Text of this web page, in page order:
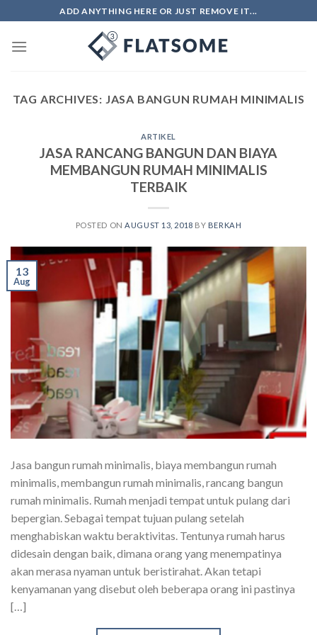
to
content
ADD ANYTHING HERE OR JUST REMOVE IT...
TAG ARCHIVES: JASA BANGUN RUMAH MINIMALIS
ARTIKEL
JASA RANCANG BANGUN DAN BIAYA
MEMBANGUN RUMAH MINIMALIS
TERBAIK
POSTED ON AUGUST 13, 2018 BY BERKAH
13
Aug
Jasa bangun rumah minimalis, biaya membangun rumah
minimalis, membangun rumah minimalis, rancang bangun
rumah minimalis. Rumah menjadi tempat untuk pulang dari
bepergian. Sebagai tempat tujuan pulang setelah
menghabiskan waktu beraktivitas. Tentunya rumah harus
didesain dengan baik, dimana orang yang menempatinya
akan merasa nyaman untuk beristirahat. Akan tetapi
kenyamanan yang disebut oleh beberapa orang ini pastinya
[…]